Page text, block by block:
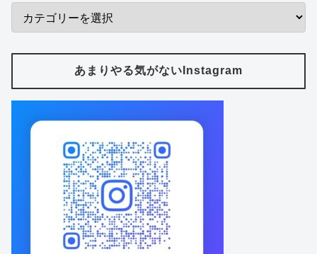
あまりやる気がないInstagram